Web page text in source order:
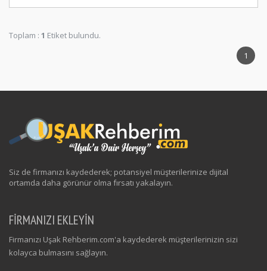
Toplam : 1 Etiket bulundu.
1
Siz de firmanızı kaydederek; potansiyel müşterilerinize dijital
ortamda daha görünür olma fırsatı yakalayın.
FİRMANIZI EKLEYİN
Firmanızı Uşak Rehberim.com'a kaydederek müşterilerinizin sizi
kolayca bulmasını sağlayın.